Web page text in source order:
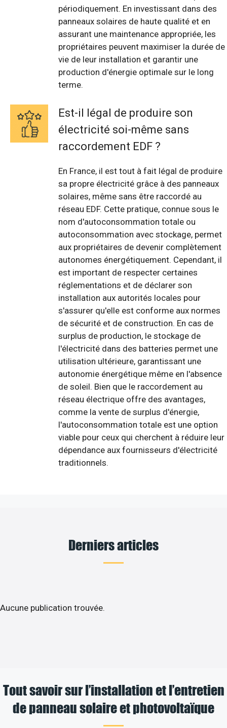
périodiquement. En investissant dans des
panneaux solaires de haute qualité et en
assurant une maintenance appropriée, les
propriétaires peuvent maximiser la durée de
vie de leur installation et garantir une
production d'énergie optimale sur le long
terme.
Est-il légal de produire son
électricité soi-même sans
raccordement EDF ?
En France, il est tout à fait légal de produire
sa propre électricité grâce à des panneaux
solaires, même sans être raccordé au
réseau EDF. Cette pratique, connue sous le
nom d'autoconsommation totale ou
autoconsommation avec stockage, permet
aux propriétaires de devenir complètement
autonomes énergétiquement. Cependant, il
est important de respecter certaines
réglementations et de déclarer son
installation aux autorités locales pour
s'assurer qu'elle est conforme aux normes
de sécurité et de construction. En cas de
surplus de production, le stockage de
l'électricité dans des batteries permet une
utilisation ultérieure, garantissant une
autonomie énergétique même en l'absence
de soleil. Bien que le raccordement au
réseau électrique offre des avantages,
comme la vente de surplus d'énergie,
l'autoconsommation totale est une option
viable pour ceux qui cherchent à réduire leur
dépendance aux fournisseurs d'électricité
traditionnels.
Derniers articles
Aucune publication trouvée.
Tout savoir sur l’installation et l’entretien
de panneau solaire et photovoltaïque